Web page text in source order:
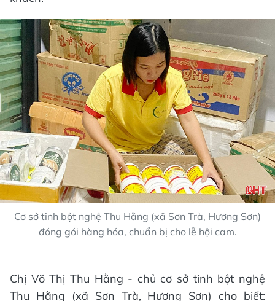
Cơ sở tinh bột nghệ Thu Hằng (xã Sơn Trà, Hương Sơn)
đóng gói hàng hóa, chuẩn bị cho lễ hội cam.
Chị Võ Thị Thu Hằng - chủ cơ sở tinh bột nghệ
Thu Hằng (xã Sơn Trà, Hương Sơn) cho biết: